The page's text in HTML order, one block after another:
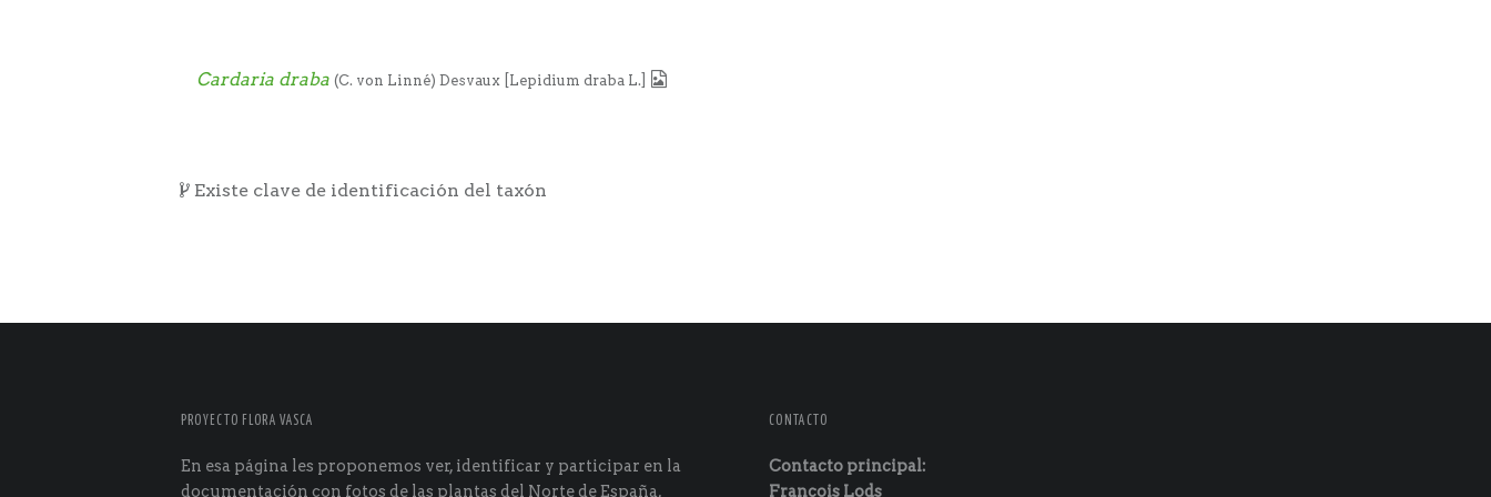
Cardaria draba (C. von Linné) Desvaux [Lepidium draba L.]
Existe clave de identificación del taxón
PROYECTO FLORA VASCA
En esa página les proponemos ver, identificar y participar en la
documentación con fotos de las plantas del Norte de España,
CONTACTO
Contacto principal:
François Lods